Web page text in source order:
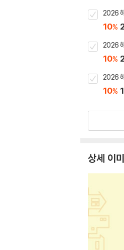
2026
10%
2026
10%
2026
10%
상세 이